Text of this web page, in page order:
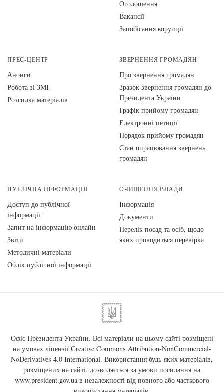
Оголошення
Вакансії
Запобігання корупції
ПРЕС-ЦЕНТР
Анонси
Робота зі ЗМІ
Розсилка матеріалів
ЗВЕРНЕННЯ ГРОМАДЯН
Про звернення громадян
Зразок звернення громадян до
Президента України
Графік прийому громадян
Електронні петиції
Порядок прийому громадян
Стан опрацювання звернень
громадян
ПУБЛІЧНА ІНФОРМАЦІЯ
Доступ до публічної
інформації
Запит на інформацію онлайн
Звіти
Методичні матеріали
Облік публічної інформації
ОЧИЩЕННЯ ВЛАДИ
Інформація
Документи
Перелік посад та осіб, щодо
яких проводиться перевірка
Офіс Президента України. Всі матеріали на цьому сайті розміщені
на умовах ліцензії Creative Commons Attribution-NonCommercial-
NoDerivatives 4.0 International. Використання будь-яких матеріалів,
розміщених на сайті, дозволяється за умови посилання на
www.president.gov.uaв незалежності від повного або часткового